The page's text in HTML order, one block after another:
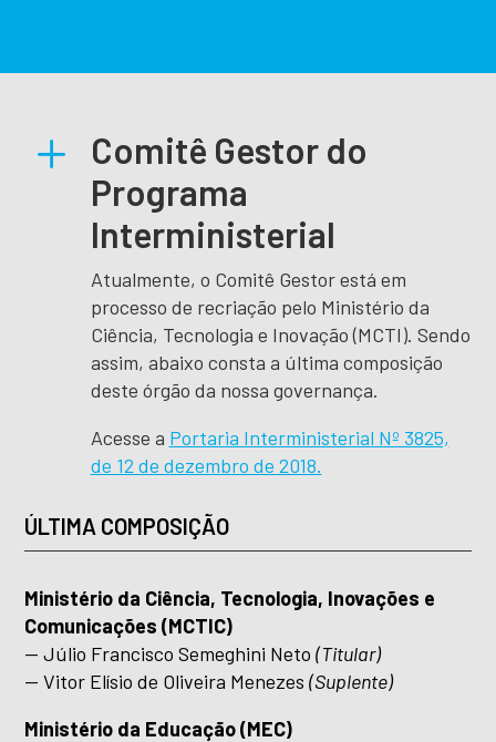
L
Comitê Gestor do
Programa
Interministerial
Atualmente, o Comitê Gestor está em
processo de recriação pelo Ministério da
Ciência, Tecnologia e Inovação (MCTI). Sendo
assim, abaixo consta a última composição
deste órgão da nossa governança.
Acesse a Portaria Interministerial Nº 3825,
de 12 de dezembro de 2018.
ÚLTIMA COMPOSIÇÃO
Ministério da Ciência, Tecnologia, Inovações e
Comunicações (MCTIC)
— Júlio Francisco Semeghini Neto(Titular)
— Vitor Elísio de Oliveira Menezes(Suplente)
Ministério da Educação (MEC)